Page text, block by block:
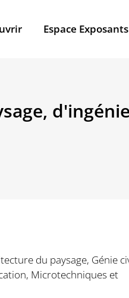
Espace Exposants
du paysage, Génie
Microtechniques et